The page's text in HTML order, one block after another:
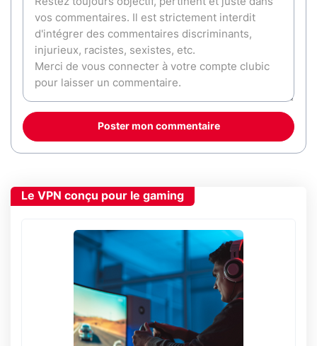
Poster mon commentaire
Le VPN conçu pour le gaming